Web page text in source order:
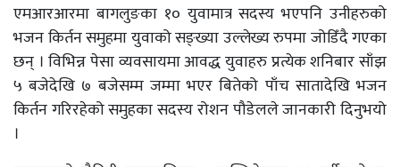
एमआरआरमा बागलुङका १० युवामात्र सदस्य भएपनि उनीहरुको
भजन किर्तन समुहमा युवाको सङ्ख्या उल्लेख्य रुपमा जोडिँदै गएका
छन् । विभिन्न पेसा व्यवसायमा आवद्ध युवाहरु प्रत्येक शनिबार साँझ
५ बजेदेखि ७ बजेसम्म जम्मा भएर बितेको पाँच सातादेखि भजन
किर्तन गरिरहेको समुहका सदस्य रोशन पौडेलले जानकारी दिनुभयो
।